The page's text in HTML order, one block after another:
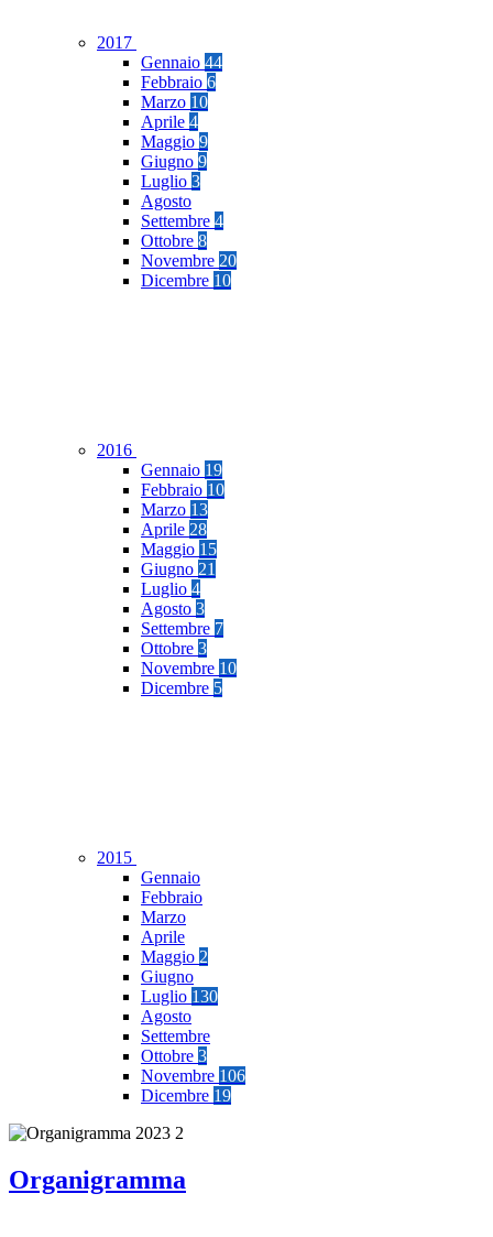
2017
Gennaio 44
Febbraio 6
Marzo 10
Aprile 4
Maggio 9
Giugno 9
Luglio 3
Agosto
Settembre 4
Ottobre 8
Novembre 20
Dicembre 10
2016
Gennaio 19
Febbraio 10
Marzo 13
Aprile 28
Maggio 15
Giugno 21
Luglio 4
Agosto 3
Settembre 7
Ottobre 3
Novembre 10
Dicembre 5
2015
Gennaio
Febbraio
Marzo
Aprile
Maggio 2
Giugno
Luglio 130
Agosto
Settembre
Ottobre 3
Novembre 106
Dicembre 19
Organigramma